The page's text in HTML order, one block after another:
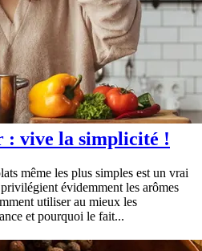
vive la simplicité !
même les plus simples est un vrai
évidemment les arômes
utiliser au mieux les
et pourquoi le fait...